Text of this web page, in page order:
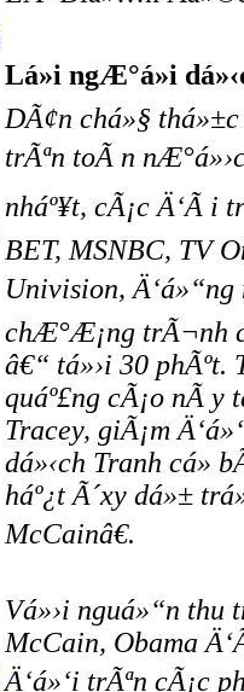
Lá»i ngÆ°á»i
DÃ¢n chá»§
trÃªn toÃ n
nháº¥t, cÃ¡c Ä‘Ã i
BET, MSNBC, TV
Univision, Ä‘á»“ng
chÆ°Æ¡ng trÃ¬nh
â€“ tá»›i 30 phÃºt.
quáº£ng cÃ¡o nÃ y
Tracey, giÃ¡m
dá»‹ch Tranh cá»­
háº¿t Ã´xy dá»±
McCainâ€.
Vá»›i nguá»“n thu
McCain, Obama
Ä‘á»‘i trÃªn cÃ¡c